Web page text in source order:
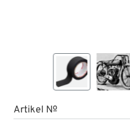
Artikel №